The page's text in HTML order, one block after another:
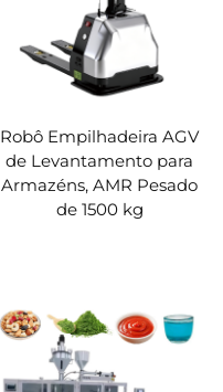
Robô Empilhadeira AGV
de Levantamento para
Armazéns, AMR Pesado
de 1500 kg